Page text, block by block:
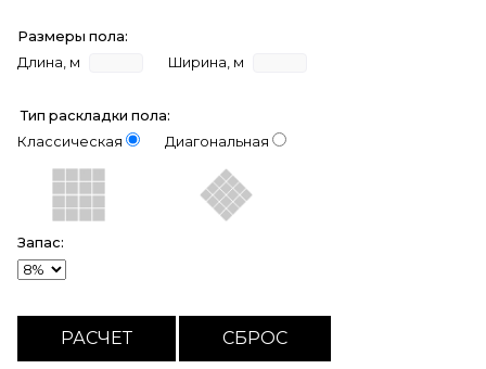
Размеры пола:
Длина, м
Ширина, м
Тип раскладки пола:
Классическая
Диагональная
Запас: